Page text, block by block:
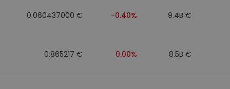
0.060437000 € -0.40% 9.4B €
0.865217 € 0.00% 8.5B €